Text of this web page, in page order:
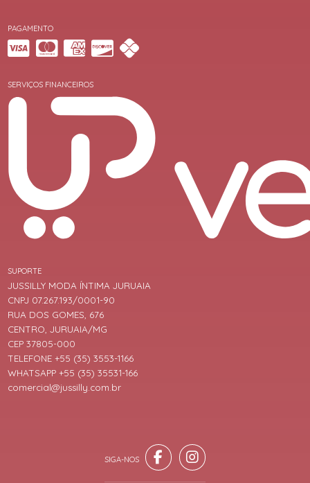
PAGAMENTO
SERVIÇOS FINANCEIROS
SUPORTE
JUSSILLY MODA ÍNTIMA JURUAIA
CNPJ 07.267.193/0001-90
RUA DOS GOMES, 676
CENTRO, JURUAIA/MG
CEP 37805-000
TELEFONE +55 (35) 3553-1166
WHATSAPP +55 (35) 35531-166
comercial@jussilly.com.br